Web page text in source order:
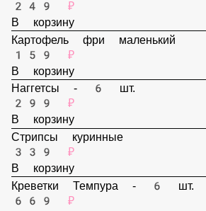
Картофель фри большой
249 ₽
В корзину
Картофель фри маленький
159 ₽
В корзину
Наггетсы - 6 шт.
299 ₽
В корзину
Стрипсы куринные
339 ₽